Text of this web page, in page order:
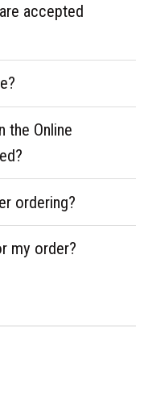
accepted
the Online
ordering?
my order?